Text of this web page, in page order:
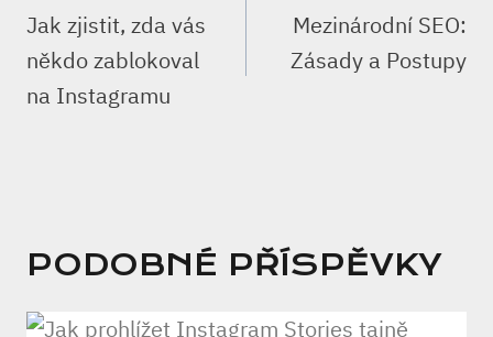
PRO
PŘÍSPĚVEK
Jak zjistit, zda vás
někdo zablokoval
na Instagramu
Mezinárodní SEO:
Zásady a Postupy
PODOBNÉ PŘÍSPĚVKY